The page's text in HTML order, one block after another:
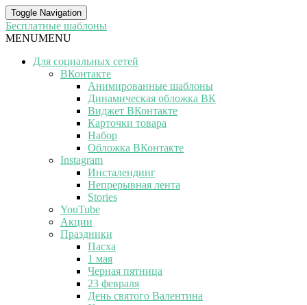
Toggle Navigation
Бесплатные шаблоны
MENUMENU
Для социальных сетей
ВКонтакте
Анимированные шаблоны
Динамическая обложка ВК
Виджет ВКонтакте
Карточки товара
Набор
Обложка ВКонтакте
Instagram
Инсталендинг
Непрерывная лента
Stories
YouTube
Акции
Праздники
Пасха
1 мая
Черная пятница
23 февраля
День святого Валентина